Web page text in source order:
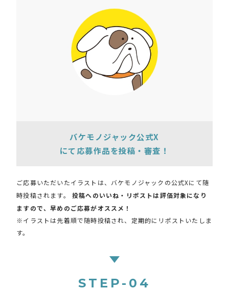
バケモノジャック公式X
にて応募作品を投稿・審査！
ご応募いただいたイラストは、バケモノジャックの公式Xにて随
時投稿されます。投稿へのいいね・リポストは評価対象になり
ますので、早めのご応募がオススメ！
※イラストは先着順で随時投稿され、定期的にリポストいたしま
す。
STEP-04